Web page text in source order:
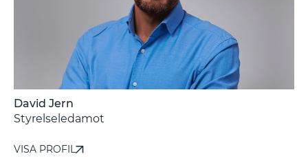
David Jern
-Styrelseledamot
VISA PROFIL